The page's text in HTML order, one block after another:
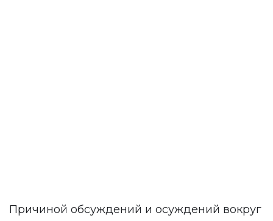
Причиной обсуждений и осуждений вокруг